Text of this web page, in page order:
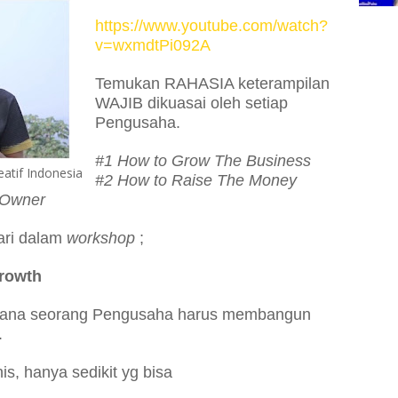
Indonesia
https://www.youtube.com/watch?
v=wxmdtPi092A
Temukan RAHASIA keterampilan
WAJIB dikuasai oleh setiap
Pengusaha.
#1 How to Grow The Business
#2 How to Raise The Money
dalam workshop ;
seorang Pengusaha harus membangun
hanya sedikit yg bisa